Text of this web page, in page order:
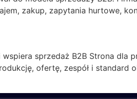
zakup, zapytania hurtowe,
sprzedaż B2B Strona dla
ofertę, zespół i standard